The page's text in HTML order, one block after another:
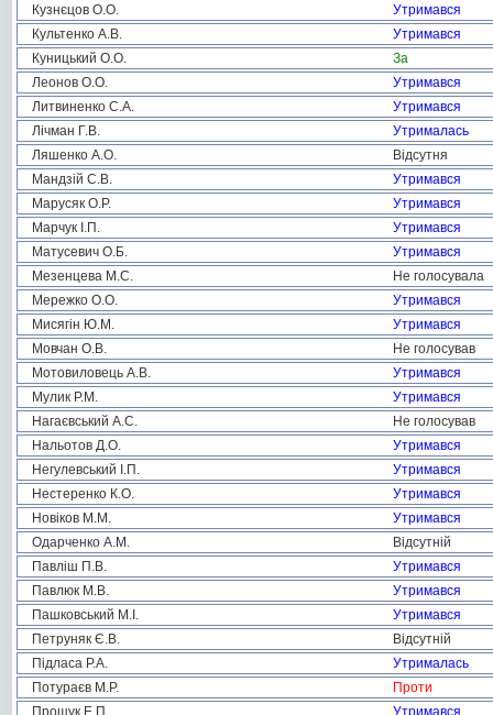
Кузнєцов О.О.
Утримався
Культенко А.В.
Утримався
Куницький О.О.
За
Леонов О.О.
Утримався
Литвиненко С.А.
Утримався
Лічман Г.В.
Утрималась
Ляшенко А.О.
Відсутня
Мандзій С.В.
Утримався
Марусяк О.Р.
Утримався
Марчук І.П.
Утримався
Матусевич О.Б.
Утримався
Мезенцева М.С.
Не голосувала
Мережко О.О.
Утримався
Мисягін Ю.М.
Утримався
Мовчан О.В.
Не голосував
Мотовиловець А.В.
Утримався
Мулик Р.М.
Утримався
Нагаєвський А.С.
Не голосував
Нальотов Д.О.
Утримався
Негулевський І.П.
Утримався
Нестеренко К.О.
Утримався
Новіков М.М.
Утримався
Одарченко А.М.
Відсутній
Павліш П.В.
Утримався
Павлюк М.В.
Утримався
Пашковський М.І.
Утримався
Петруняк Є.В.
Відсутній
Підласа Р.А.
Утрималась
Потураєв М.Р.
Проти
Прощук Е.П.
Утримався